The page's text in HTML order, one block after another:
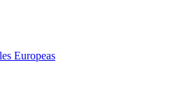
Europeas